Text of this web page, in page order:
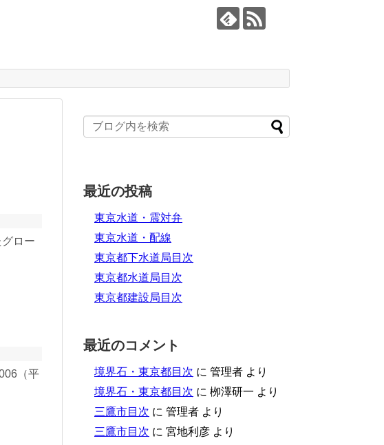
ロー
（平
最近の投稿
東京水道・震対弁
東京水道・配線
東京都下水道局目次
東京都水道局目次
東京都建設局目次
最近のコメント
境界石・東京都目次 に 管理者 より
境界石・東京都目次 に 栁澤研一 より
三鷹市目次 に 管理者 より
三鷹市目次 に 宮地利彦 より